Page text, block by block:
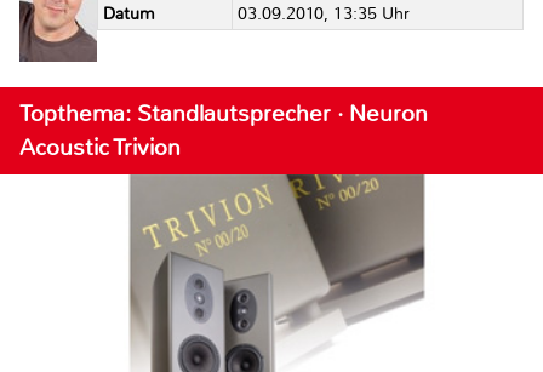
Datum
03.09.2010, 13:35 Uhr
Topthema: Standlautsprecher · Neuron
Acoustic Trivion